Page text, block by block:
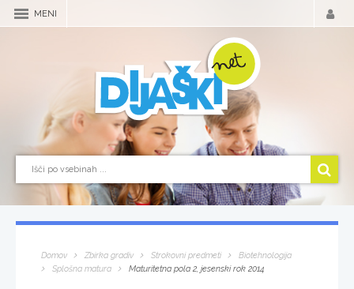
MENI
Domov Zbirka gradiv Strokovni predmeti
Biotehnologija
Splošna matura
Maturitetna pola 2, jesenski rok 2014